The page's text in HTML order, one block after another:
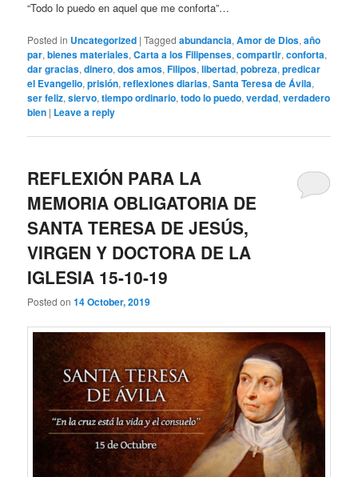
“Todo lo puedo en aquel que me conforta”…
Posted in Uncategorized |Tagged abundancia,Amor de Dios,año
par,bienes materiales,Carta a los Filipenses,compartir,conforta,
dar gracias,dinero,dos amos,Filipos,libertad,pobreza,predicar
el Evangelio,prisión,reflexiones diarias,Santa Teresa de Ávila,
ser feliz,siervo,tiempo ordinario,todo lo puedo,verdad,verdadero
bien | Leave a reply
REFLEXIÓN PARA LA
MEMORIA OBLIGATORIA DE
SANTA TERESA DE JESÚS,
VIRGEN Y DOCTORA DE LA
IGLESIA 15-10-19
Posted on14 October, 2019